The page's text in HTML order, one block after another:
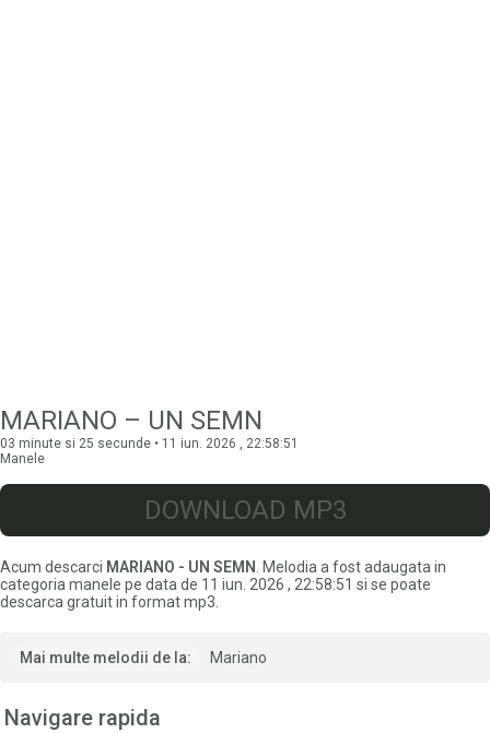
MARIANO – UN SEMN
03 minute si 25 secunde • 11 iun. 2026 , 22:58:51
Manele
DOWNLOAD MP3
Acum descarci MARIANO - UN SEMN
. Melodia a fost adaugata in
categoria manele pe data de 11 iun. 2026 , 22:58:51 si se poate
descarca gratuit in format mp3.
Mai multe melodii de la: Mariano
Navigare rapida